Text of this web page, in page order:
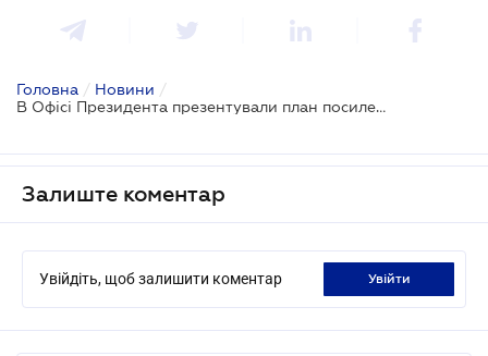
Головна / Новини /
В Офісі Президента презентували план посилення санкцій проти росії
Залиште коментар
Увійдіть, щоб залишити коментар увійти